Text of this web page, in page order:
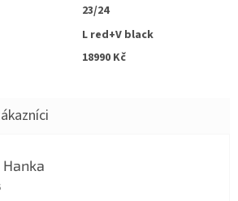
23/24
L red+V black
18990 Kč
Hanka
obchodu je 5 z 5 hvězdiček.